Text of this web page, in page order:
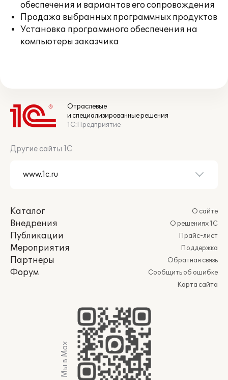
обеспечения и вариантов его сопровождения
Продажа выбранных программных продуктов
Установка программного обеспечения на
компьютеры заказчика
Отраслевые
и специализированные решения
1С:Предприятие
Другие сайты 1С
Каталог
Внедрения
Публикации
Мероприятия
Партнеры
Форум
О сайте
О решениях 1С
Прайс-лист
Поддержка
Обратная связь
Сообщить об ошибке
Карта сайта
Мы в Max